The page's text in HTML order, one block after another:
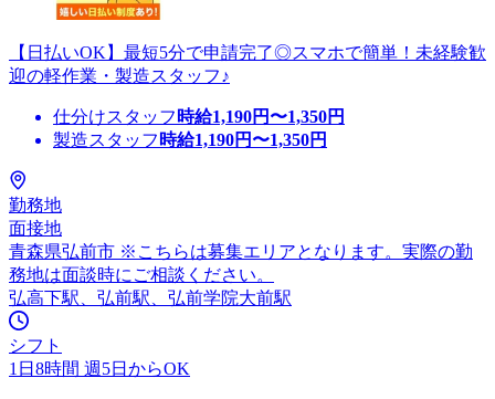
【日払いOK】最短5分で申請完了◎スマホで簡単！未経験歓
迎の軽作業・製造スタッフ♪
仕分けスタッフ 時給1,190円〜1,350円
製造スタッフ 時給1,190円〜1,350円
勤務地
面接地
青森県弘前市 ※こちらは募集エリアとなります。実際の勤
務地は面談時にご相談ください。
弘高下駅、弘前駅、弘前学院大前駅
シフト
1日8時間 週5日からOK